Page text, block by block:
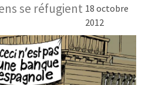
se réfugient 18 octobre
2012